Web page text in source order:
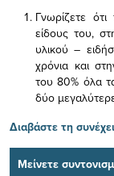
Γνωρίζετε ότι
είδους του,
υλικού –
χρόνια και
του 80% όλα
δύο
Διαβάστε τη
Μείνετε